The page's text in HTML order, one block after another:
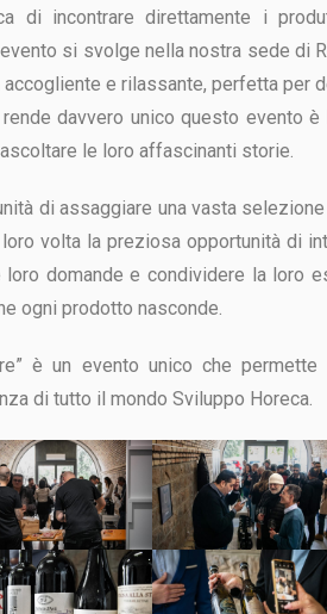
di incontrare direttamente i
si svolge nella nostra sede di
accogliente e rilassante, perfetta per
davvero unico questo evento
le loro affascinanti storie.
di assaggiare una vasta
loro volta la preziosa opportunità di
domande e condividere la loro
ogni prodotto nasconde.
è un evento unico che
di tutto il mondo Sviluppo Horeca.